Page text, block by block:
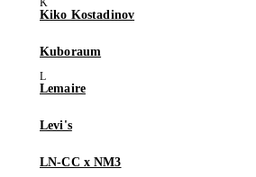
Kiko Kostadinov
Kuboraum
Lemaire
Levi's
LN-CC x NM3